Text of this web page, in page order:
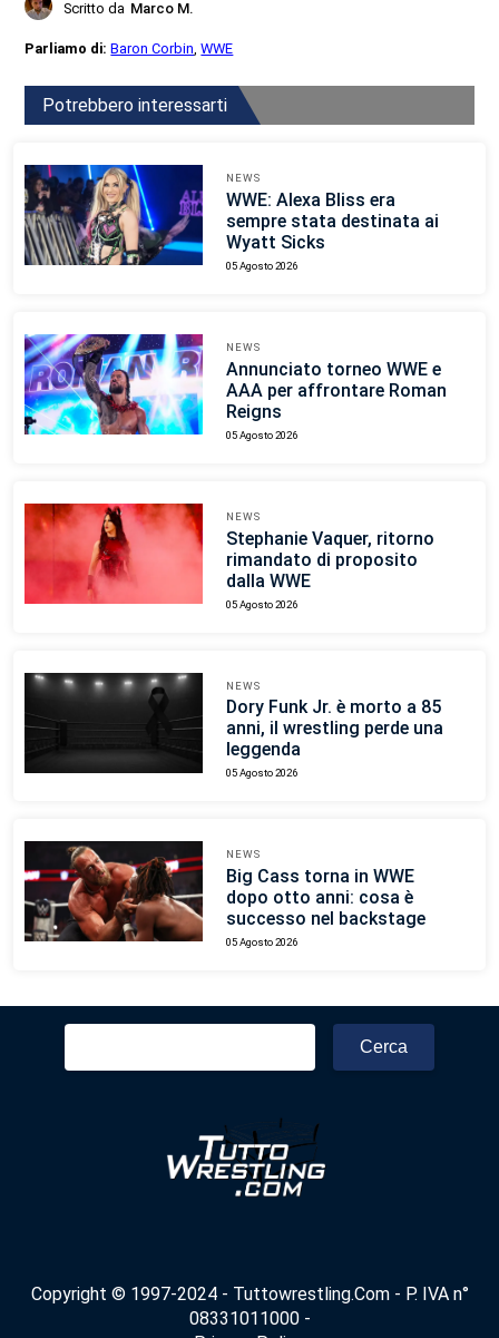
Scritto da Marco M.
Parliamo di:Baron Corbin ,WWE
Potrebbero interessarti
NEWS
WWE: Alexa Bliss era
sempre stata destinata ai
Wyatt Sicks
05 Agosto 2026
NEWS
Annunciato torneo WWE e
AAA per affrontare Roman
Reigns
05 Agosto 2026
NEWS
Stephanie Vaquer, ritorno
rimandato di proposito
dalla WWE
05 Agosto 2026
NEWS
Dory Funk Jr. è morto a 85
anni, il wrestling perde una
leggenda
05 Agosto 2026
NEWS
Big Cass torna in WWE
dopo otto anni: cosa è
successo nel backstage
05 Agosto 2026
Copyright © 1997-2024 - Tuttowrestling.Com - P. IVA n°
08331011000 -